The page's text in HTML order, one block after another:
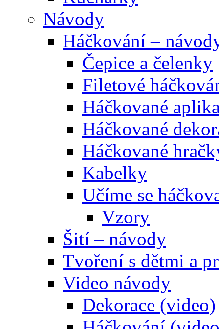
Návody
Háčkování –
Čepice a čelenky
Filetové
Háčkované
Háčkované
Háčkované
Kabelky
Učíme se
Vzory
Šití – návody
Tvoření s dětmi a
Video návody
Dekorace (video)